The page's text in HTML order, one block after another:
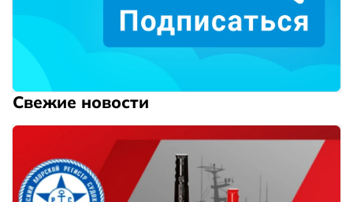
Свежие новости